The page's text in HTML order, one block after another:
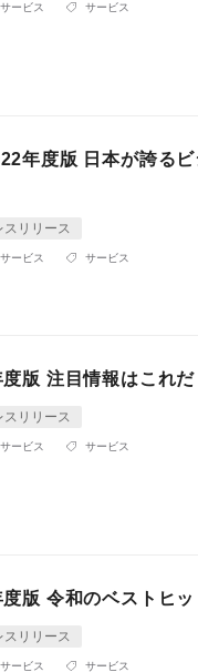
ービス サービス
年度版 日本が誇る
スリリース
ービス サービス
版 注目情報はこれ
スリリース
ービス サービス
版 令和のベストヒ
スリリース
ービス サービス